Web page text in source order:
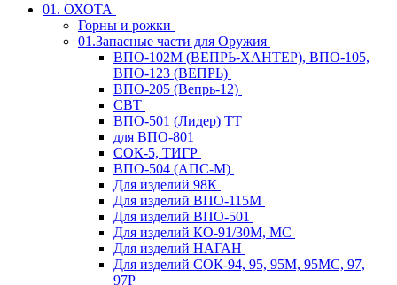
01. ОХОТА
Горны и рожки
01.Запасные части для Оружия
ВПО-102М (ВЕПРЬ-ХАНТЕР), ВПО-105,
ВПО-123 (ВЕПРЬ)
ВПО-205 (Вепрь-12)
СВТ
ВПО-501 (Лидер) ТТ
для ВПО-801
СОК-5, ТИГР
ВПО-504 (АПС-М)
Для изделий 98К
Для изделий ВПО-115М
Для изделий ВПО-501
Для изделий КО-91/30М, МС
Для изделий НАГАН
Для изделий СОК-94, 95, 95М, 95МС, 97,
97Р